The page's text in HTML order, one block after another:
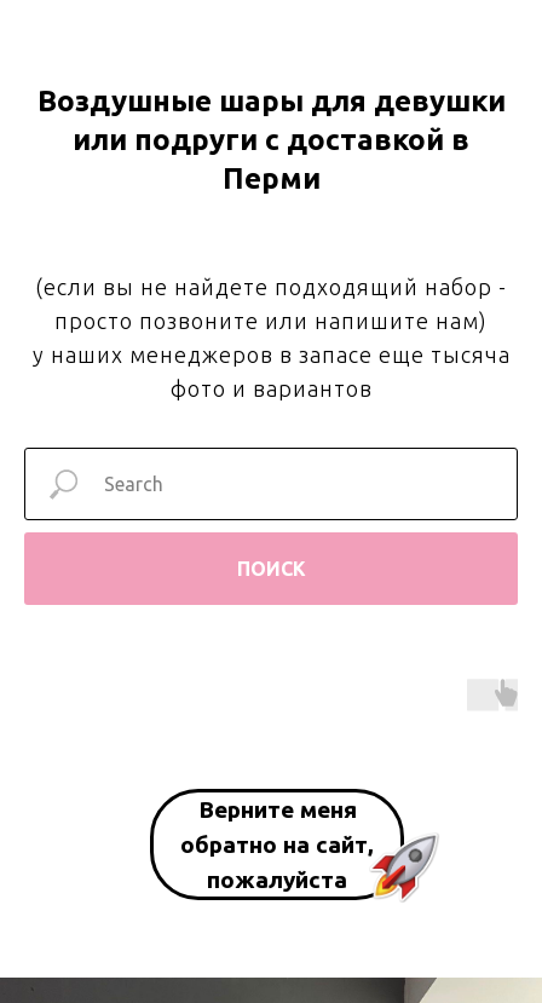
Воздушные шары для девушки
или подруги с доставкой в
Перми
(если вы не найдете подходящий набор -
просто позвоните или напишите нам)
у наших менеджеров в запасе еще тысяча
фото и вариантов
ПОИСК
Верните меня
обратно на сайт,
пожалуйста